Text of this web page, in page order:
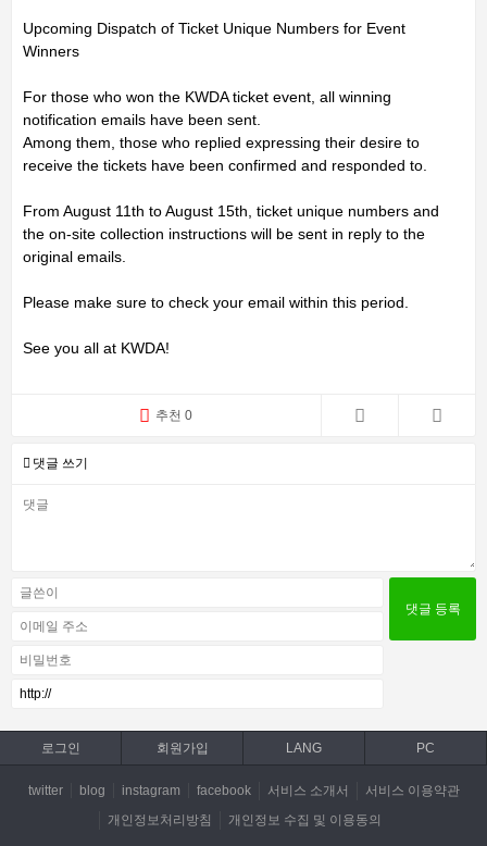
Upcoming Dispatch of Ticket Unique Numbers for Event
Winners
For those who won the KWDA ticket event, all winning
notification emails have been sent.
Among them, those who replied expressing their desire to
receive the tickets have been confirmed and responded to.
From August 11th to August 15th, ticket unique numbers and
the on-site collection instructions will be sent in reply to the
original emails.
Please make sure to check your email within this period.
See you all at KWDA!
추천 0
댓글 쓰기
로그인 회원가입 LANG PC
twitter blog instagram facebook 서비스 소개서
서비스 이용약관
개인정보처리방침
개인정보 수집 및 이용동의